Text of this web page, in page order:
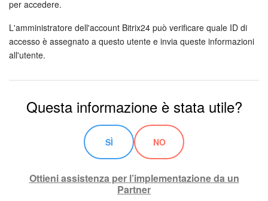
Analisi CRM
Generatore BI
Online store
Dipendenti
per accedere.
L'amministratore dell'account Bitrix24 può verificare quale ID di
accesso è assegnato a questo utente e invia queste informazioni
all'utente.
Questa informazione è stata utile?
SÌ NO
Ottieni assistenza per l’implementazione da un
Partner